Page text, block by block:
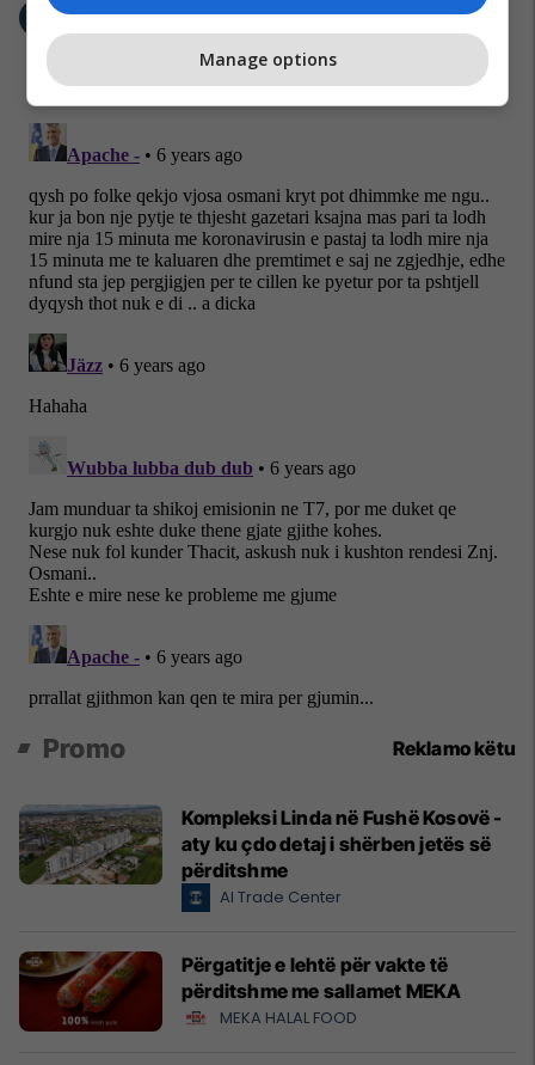
Promo Reklamo këtu
Kompleksi Linda në Fushë Kosovë -
aty ku çdo detaj i shërben jetës së
përditshme
Al Trade Center
Përgatitje e lehtë për vakte të
përditshme me sallamet MEKA
MEKA HALAL FOOD
Manage options